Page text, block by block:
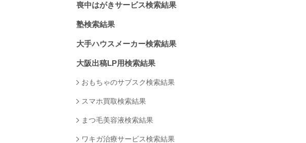
喪中はがきサービス検索結果
塾検索結果
大手ハウスメーカー検索結果
大阪出稿LP用検索結果
おもちゃのサブスク検索結果
スマホ買取検索結果
まつ毛美容液検索結果
ワキガ治療サービス検索結果